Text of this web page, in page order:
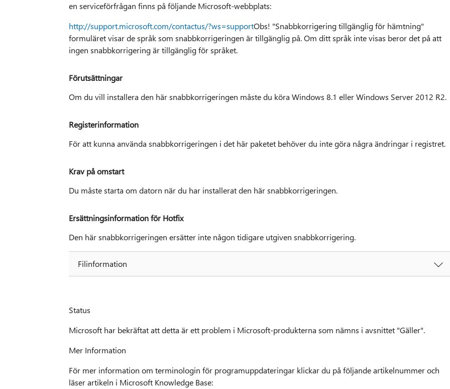
en serviceförfrågan finns på följande Microsoft-webbplats:
http://support.microsoft.com/contactus/?ws=supportObs! "Snabbkorrigering tillgänglig för hämtning"
formuläret visar de språk som snabbkorrigeringen är tillgänglig på. Om ditt språk inte visas beror det på att
ingen snabbkorrigering är tillgänglig för språket.
Förutsättningar
Om du vill installera den här snabbkorrigeringen måste du köra Windows 8.1 eller Windows Server 2012 R2.
Registerinformation
För att kunna använda snabbkorrigeringen i det här paketet behöver du inte göra några ändringar i registret.
Krav på omstart
Du måste starta om datorn när du har installerat den här snabbkorrigeringen.
Ersättningsinformation för Hotfix
Den här snabbkorrigeringen ersätter inte någon tidigare utgiven snabbkorrigering.
Filinformation
Status
Microsoft har bekräftat att detta är ett problem i Microsoft-produkterna som nämns i avsnittet "Gäller".
Mer Information
För mer information om terminologin för programuppdateringar klickar du på följande artikelnummer och
läser artikeln i Microsoft Knowledge Base: